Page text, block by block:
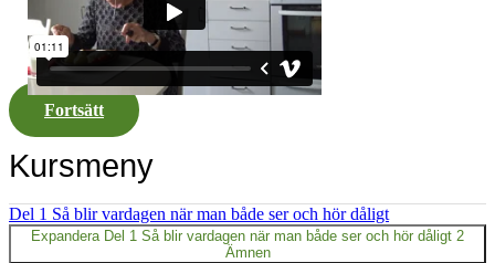
Fortsätt
Kursmeny
Del 1 Så blir vardagen när man både ser och hör dåligt
Expandera Del 1 Så blir vardagen när man både ser och hör dåligt 2
Ämnen